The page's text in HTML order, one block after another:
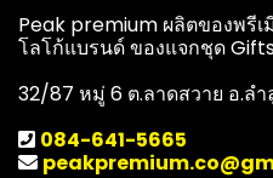
Peak premium ผลิตของพรี
โลโก้แบรนด์ ของแจกชุด
32/87 หมู่ 6 ต.ลาดสวาย อ.ลำ
084-641-5665